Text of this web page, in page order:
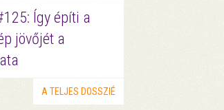
Így építi a
jövőjét a
A TELJES DOSSZIÉ